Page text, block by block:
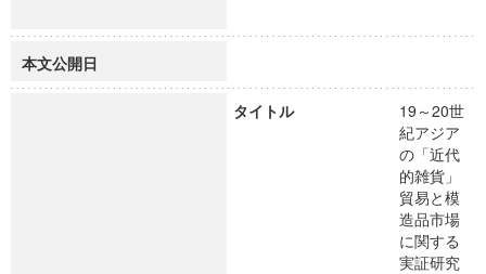
本文公開日
タイトル
19～20世
紀アジア
の「近代
的雑貨」
貿易と模
造品市場
に関する
実証研究